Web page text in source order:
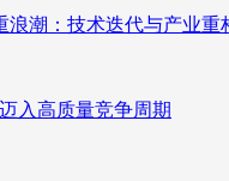
潮：技术迭代与产业重
入高质量竞争周期